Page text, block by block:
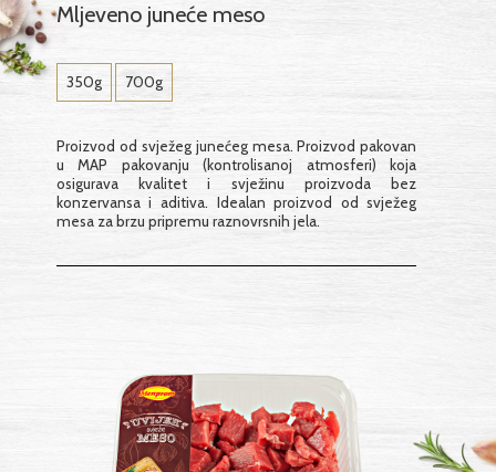
Mljeveno juneće meso
350g 700g
Proizvod od svježeg junećeg mesa. Proizvod pakovan
u MAP pakovanju (kontrolisanoj atmosferi) koja
osigurava kvalitet i svježinu proizvoda bez
konzervansa i aditiva. Idealan proizvod od svježeg
mesa za brzu pripremu raznovrsnih jela.